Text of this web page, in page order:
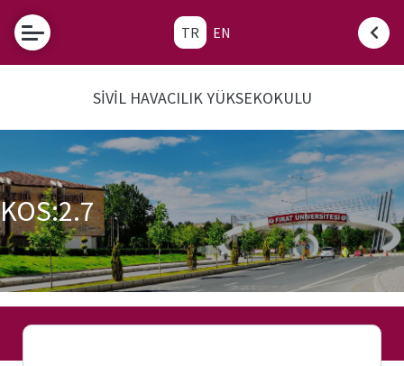
TR EN
Tanınan
Okul Sınav
Komisyonu
Sık
Sorulan
Sorular
SHY-
Nedir?
SİVİL HAVACILIK YÜKSEKOKULU
KOS:2.7